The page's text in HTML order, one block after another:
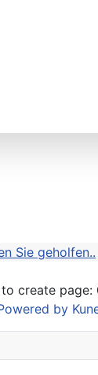
Sie geholfen..
create page:
by